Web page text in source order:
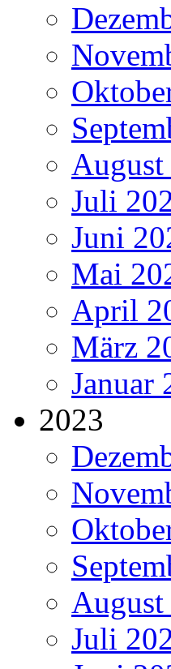
Juli
Juni
Mai
April
März
Januar
2023
Juli